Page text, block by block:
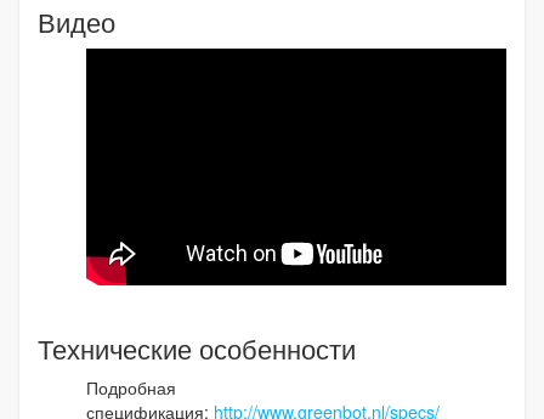
Видео
Технические особенности
Подробная
спецификация: http://www.greenbot.nl/specs/